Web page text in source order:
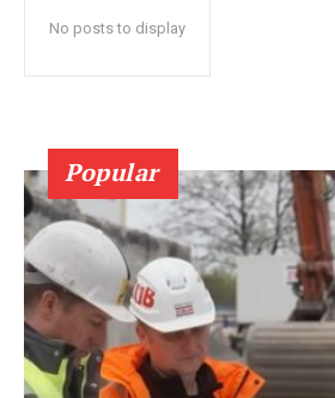
No posts to display
Popular